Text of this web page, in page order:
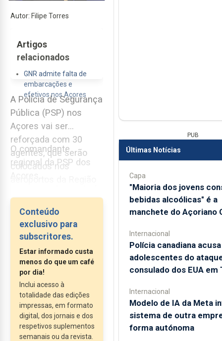
Autor: Filipe Torres
Artigos
relacionados
GNR admite falta de
embarcações e
efetivos nos Açores
A Polícia de Segurança
Pública (PSP) nos
Açores vai ser
reforçada com 30
agentes, que serão
colocados nos
semestre.
O comandante
regional da PSP dos
Hélder Valente Dias,
admitiu que a PSP
necessita de reforçar
os seus efetivos,
sobretudo após a
transferência de
competências do
extinto SEF para a PSP,
nomeadamente...
Conteúdo
exclusivo para
subscritores.
Estar informado custa
menos do que um café
por dia!
Inclui acesso à
totalidade das edições
impressas, em formato
digital, dos jornais e dos
respetivos suplementos
semanais ou da revista.
PUB
Últimas Notícias
Capa
"Maioria dos jovens
bebidas alcoólicas" é a
manchete do Açoriano
Internacional
Polícia canadiana
adolescentes do
consulado dos EUA em
Internacional
Modelo de IA da Meta
sistema de outra
forma autónoma